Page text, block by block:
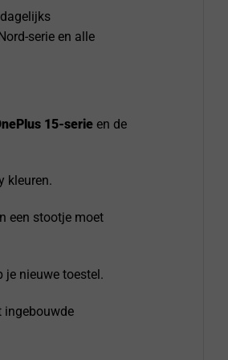
serie en alle
15-serie en de
kleuren.
een stootje moet
je nieuwe toestel.
ingebouwde